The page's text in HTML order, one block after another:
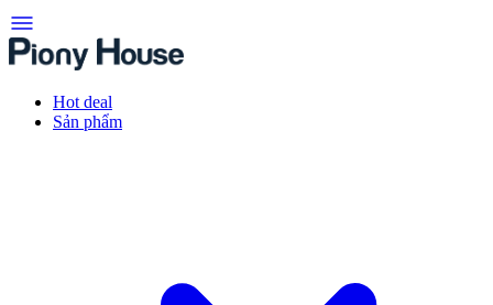
Hot deal
Sản phẩm